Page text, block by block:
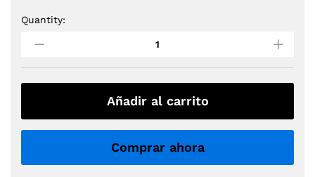
ASIENTO
DWCP5100
quantity
Quantity:
Añadir al carrito
Comprar ahora